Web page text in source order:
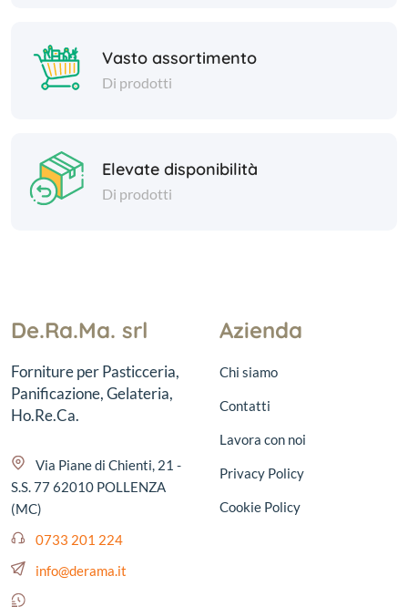
Vasto assortimento
Di prodotti
Elevate disponibilità
Di prodotti
De.Ra.Ma. srl
Forniture per Pasticceria,
Panificazione, Gelateria,
Ho.Re.Ca.
Via Piane di Chienti, 21 -
S.S. 77 62010 POLLENZA
(MC)
0733 201 224
info@derama.it
Azienda
Chi siamo
Contatti
Lavora con noi
Privacy Policy
Cookie Policy